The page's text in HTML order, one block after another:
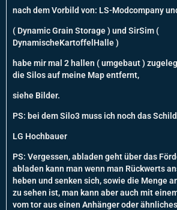
nach dem Vorbild von: LS-Modcompany
( Dynamic Grain Storage ) und SirSim (
DynamischeKartoffelHalle )
habe mir mal 2 hallen ( umgebaut )
die Silos auf meine Map entfernt,
siehe Bilder.
PS: bei dem Silo3 muss ich noch das
LG Hochbauer
PS: Vergessen, abladen geht über das
abladen kann man wenn man Rückwerts
heben und senken sich, sowie die Menge
zu sehen ist, man kann aber auch mit
vom tor aus einen Anhänger oder